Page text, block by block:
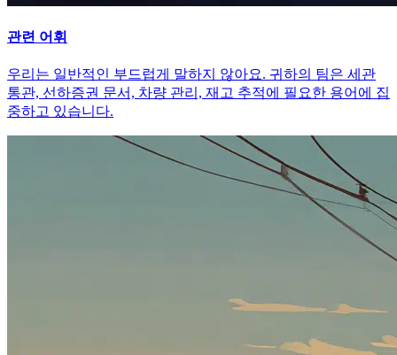
관련 어휘
우리는 일반적인 부드럽게 말하지 않아요. 귀하의 팀은 세관
통관, 선하증권 문서, 차량 관리, 재고 추적에 필요한 용어에 집
중하고 있습니다.